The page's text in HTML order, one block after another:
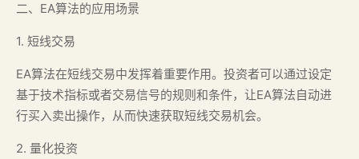
二、EA算法的应用场景
1. 短线交易
EA算法在短线交易中发挥着重要作用。投资者可以通过设定
基于技术指标或者交易信号的规则和条件，让EA算法自动进
行买入卖出操作，从而快速获取短线交易机会。
2. 量化投资